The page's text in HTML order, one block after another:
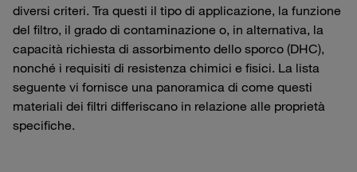
diversi criteri. Tra questi il tipo di applicazione, la funzione
del filtro, il grado di contaminazione o, in alternativa, la
capacità richiesta di assorbimento dello sporco (DHC),
nonché i requisiti di resistenza chimici e fisici. La lista
seguente vi fornisce una panoramica di come questi
materiali dei filtri differiscano in relazione alle proprietà
specifiche.